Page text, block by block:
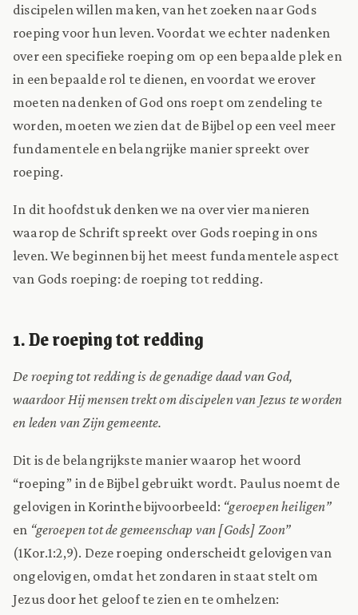
discipelen willen maken, van het zoeken naar Gods
roeping voor hun leven. Voordat we echter nadenken
over een specifieke roeping om op een bepaalde plek en
in een bepaalde rol te dienen, en voordat we erover
moeten nadenken of God ons roept om zendeling te
worden, moeten we zien dat de Bijbel op een veel meer
fundamentele en belangrijke manier spreekt over
roeping.
In dit hoofdstuk denken we na over vier manieren
waarop de Schrift spreekt over Gods roeping in ons
leven. We beginnen bij het meest fundamentele aspect
van Gods roeping: de roeping tot redding.
1. De roeping tot redding
De roeping tot redding is de genadige daad van God,
waardoor Hij mensen trekt om discipelen van Jezus te worden
en leden van Zijn gemeente.
Dit is de belangrijkste manier waarop het woord
“roeping” in de Bijbel gebruikt wordt. Paulus noemt de
gelovigen in Korinthe bijvoorbeeld: “geroepen heiligen”
en “geroepen tot de gemeenschap van [Gods] Zoon”
(1Kor.1:2,9). Deze roeping onderscheidt gelovigen van
ongelovigen, omdat het zondaren in staat stelt om
Jezus door het geloof te zien en te omhelzen: